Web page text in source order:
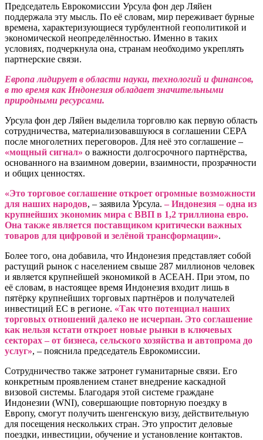
Председатель Еврокомиссии Урсула фон дер Ляйен
поддержала эту мысль. По её словам, мир переживает бурные
времена, характеризующиеся турбулентной геополитикой и
экономической неопределённостью. Именно в таких
условиях, подчеркнула она, странам необходимо укреплять
партнерские связи.
Европа лидирует в области науки, технологий и финансов,
в то время как Индонезия обладает значительными
природными ресурсами.
Урсула фон дер Ляйен выделила торговлю как первую область
сотрудничества, материализовавшуюся в соглашении CEPA
после многолетних переговоров. Для неё это соглашение –
«мощный сигнал» о важности долгосрочного партнёрства,
основанного на взаимном доверии, взаимности, прозрачности
и общих ценностях.
«Это торговое соглашение откроет огромные возможности
для наших народов, – заявила Урсула. – Индонезия – одна из
крупнейших экономик мира с ВВП в 1,2 триллиона евро.
Она также является поставщиком критически важных
товаров для цифровой и зелёной трансформации».
Более того, она добавила, что Индонезия представляет собой
растущий рынок с населением свыше 287 миллионов человек
и является крупнейшей экономикой в АСЕАН. При этом, по
её словам, в настоящее время Индонезия входит лишь в
пятёрку крупнейших торговых партнёров и получателей
инвестиций ЕС в регионе. «Так что потенциал наших
торговых отношений далеко не исчерпан. Это соглашение
как нельзя кстати откроет новые рынки в ключевых
секторах – от бизнеса, сельского хозяйства и автопрома до
услуг», – пояснила председатель Еврокомиссии.
Сотрудничество также затронет гуманитарные связи. Его
конкретным проявлением станет внедрение каскадной
визовой системы. Благодаря этой системе граждане
Индонезии (WNI), совершающие повторную поездку в
Европу, смогут получить шенгенскую визу, действительную
для посещения нескольких стран. Это упростит деловые
поездки, инвестиции, обучение и установление контактов.